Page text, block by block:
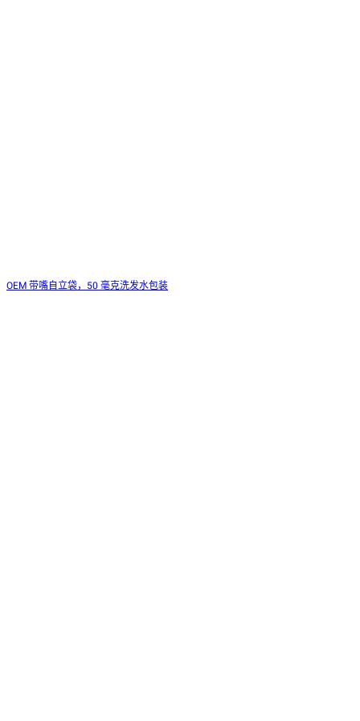
OEM 带嘴自立袋，50 毫克洗发水包装